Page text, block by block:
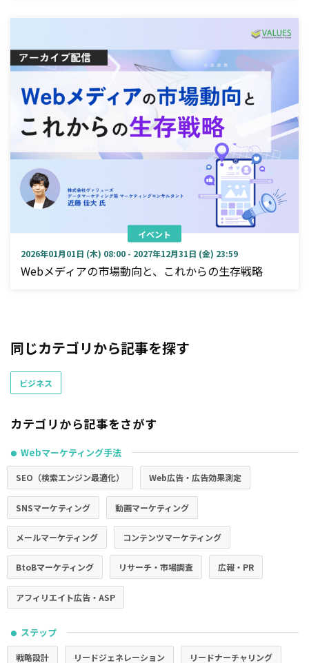
イベント
2026年01月01日 (木) 08:00 - 2027年12月31日 (金) 23:59
Webメディアの市場動向と、これからの生存戦略
同じカテゴリから記事を探す
ビジネス
カテゴリから記事をさがす
● Webマーケティング手法
SEO（検索エンジン最適化） Web広告・広告効果測定
SNSマーケティング 動画マーケティング
メールマーケティング コンテンツマーケティング
BtoBマーケティング リサーチ・市場調査 広報・PR
アフィリエイト広告・ASP
● ステップ
戦略設計 リードジェネレーション リードナーチャリング